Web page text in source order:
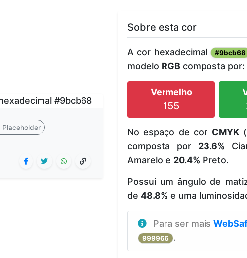
Placeholder
Sobre esta cor
A cor hexadecimal #9bcb68
modelo RGB composta por:
Vermelho
155
No espaço de cor CMYK
composta por 23.6%
Amarelo e 20.4% Preto.
Possui um ângulo de
de 48.8% e uma
Para ser mais
999966 .